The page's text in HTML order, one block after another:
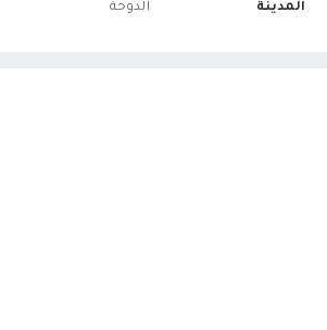
المدينة الدوحة